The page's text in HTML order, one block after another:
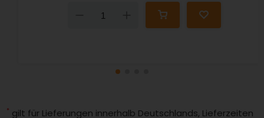
Down
* gilt für Lieferungen innerhalb Deutschlands, Lieferzeiten